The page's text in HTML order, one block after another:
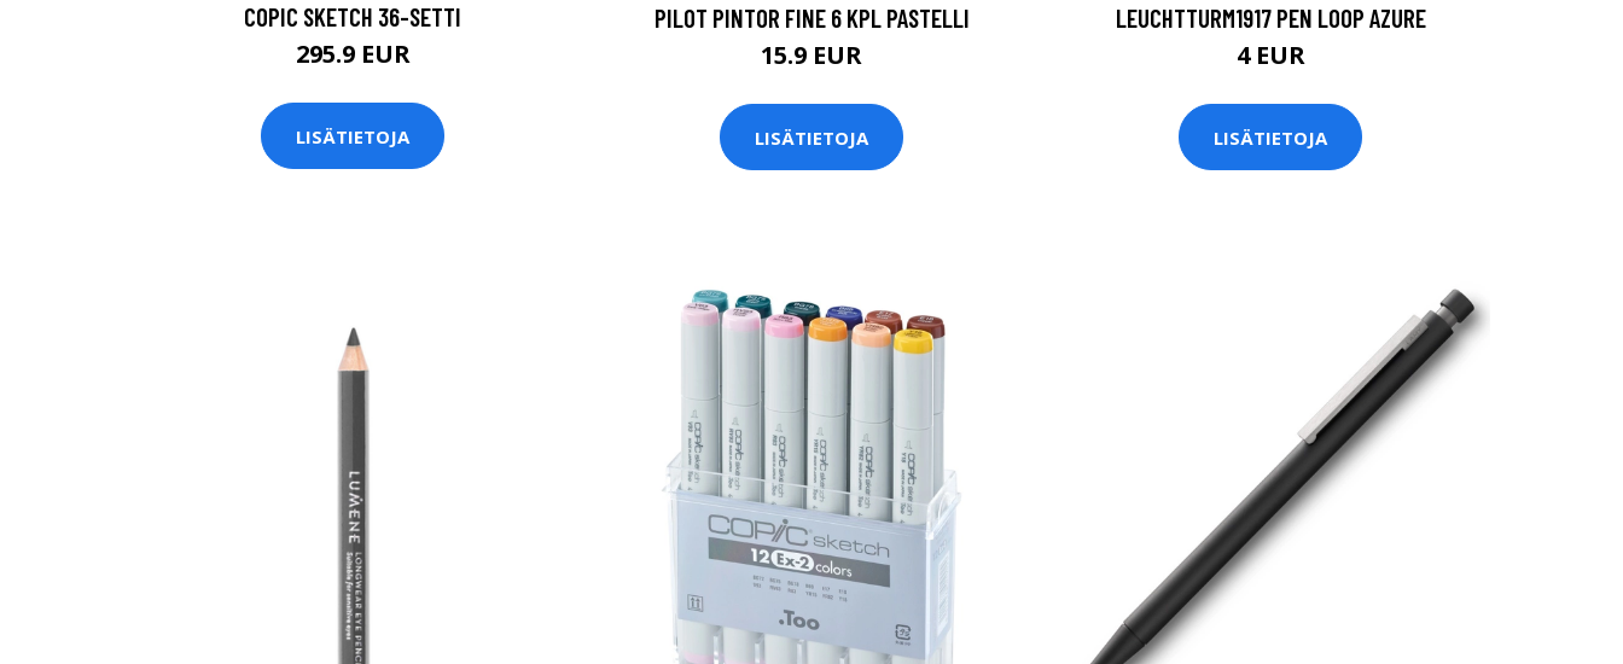
COPIC SKETCH 36-SETTI
295.9 EUR
LISÄTIETOJA
PILOT PINTOR FINE 6 KPL PASTELLI
15.9 EUR
LISÄTIETOJA
LEUCHTTURM1917 PEN LOOP AZURE
4 EUR
LISÄTIETOJA